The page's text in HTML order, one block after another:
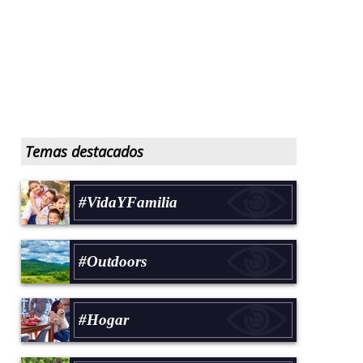
Temas destacados
#VidaYFamilia
#Outdoors
#Hogar